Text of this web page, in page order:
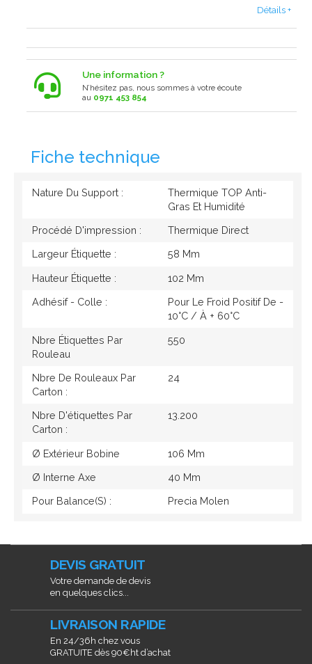
Détails +
Une information ?
N’hésitez pas, nous sommes à votre écoute
au 0971 453 854
Fiche technique
Nature Du Support :
Thermique TOP Anti-
Gras Et Humidité
Procédé D'impression : Thermique Direct
Largeur Étiquette : 58 Mm
Hauteur Étiquette : 102 Mm
Adhésif - Colle :
Pour Le Froid Positif De -
10°c / À + 60°c
Nbre Étiquettes Par
Rouleau
550
Nbre De Rouleaux Par
Carton :
24
Nbre D'étiquettes Par
Carton :
13.200
Ø Extérieur Bobine 106 Mm
Ø Interne Axe 40 Mm
Pour Balance(s) : Precia Molen
DEVIS GRATUIT
Votre demande de devis
en quelques clics...
LIVRAISON RAPIDE
En 24/36h chez vous
GRATUITE dès 90€ht d’achat